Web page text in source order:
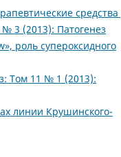
средства
3 (2013): Патогенез
роль супероксидного
Том 11 № 1 (2013):
линии Крушинского-